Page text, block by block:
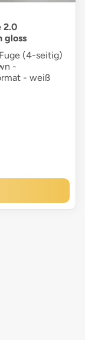
2.0
gloss
(4-seitig)
-
- weiß